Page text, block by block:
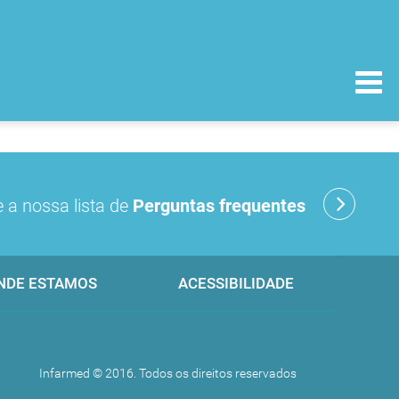
a nossa lista de Perguntas frequentes
ESTAMOS ACESSIBILIDADE
Infarmed © 2016. Todos os direitos reservados